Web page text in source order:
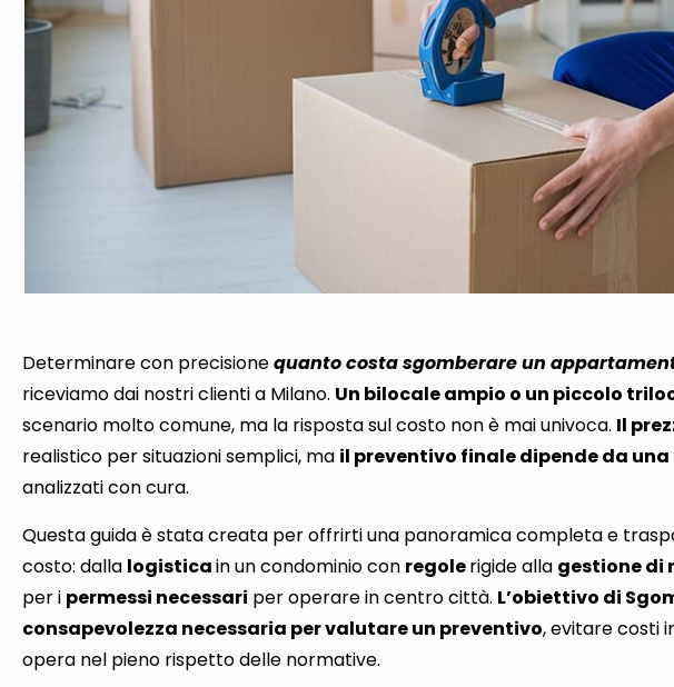
Determinare con precisionequanto costa sgomberare un
riceviamo dai nostri clienti a Milano. Un bilocale ampio o un piccolo
scenario molto comune, ma la risposta sul costo non è mai univoca. Il
realistico per situazioni semplici, ma il preventivo finale dipende da
analizzati con cura.
Questa guida è stata creata per offrirti una panoramica completa e
costo: dalla logisticain uncondominiocon regolerigide alla gestione di
per i permessi necessari per operare in centro città. L’obiettivo di
consapevolezza necessaria per valutare un preventivo, evitare costi
opera nel pieno rispetto delle normative.